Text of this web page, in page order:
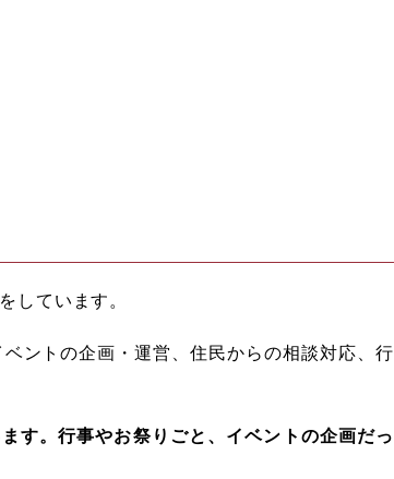
しています。
ントの企画・運営、住民からの相談対応、行
す。行事やお祭りごと、イベントの企画だっ